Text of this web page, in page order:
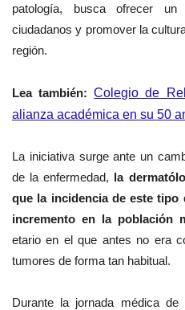
patología, busca ofrecer
ciudadanos y promover la
región.
Lea también:Colegio de
alianza académica en su 50
La iniciativa surge ante un
de la enfermedad, la
que la incidencia de este
incremento en la población
etario en el que antes no era
tumores de forma tan habitual.
Durante la jornada médica